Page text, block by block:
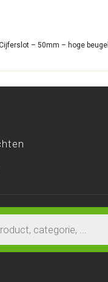
– 50mm – hoge beugel